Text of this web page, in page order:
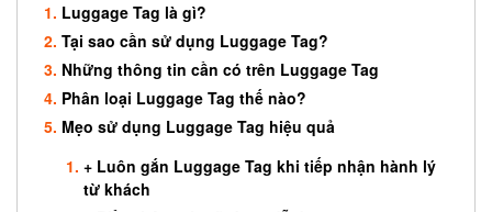
Luggage Tag là gì?
Tại sao cần sử dụng Luggage Tag?
Những thông tin cần có trên Luggage Tag
Phân loại Luggage Tag thế nào?
Mẹo sử dụng Luggage Tag hiệu quả
+ Luôn gắn Luggage Tag khi tiếp nhận hành lý
từ khách